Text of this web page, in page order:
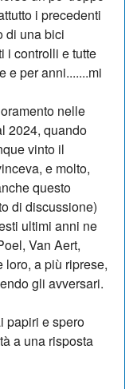
i precedenti
di una bici
i controlli e tutte
e per anni.......mi
nelle
2024, quando
vinto il
e molto,
questo
di discussione)
ultimi anni ne
Van Aert,
loro, a più riprese,
gli avversari.
papiri e spero
a una risposta